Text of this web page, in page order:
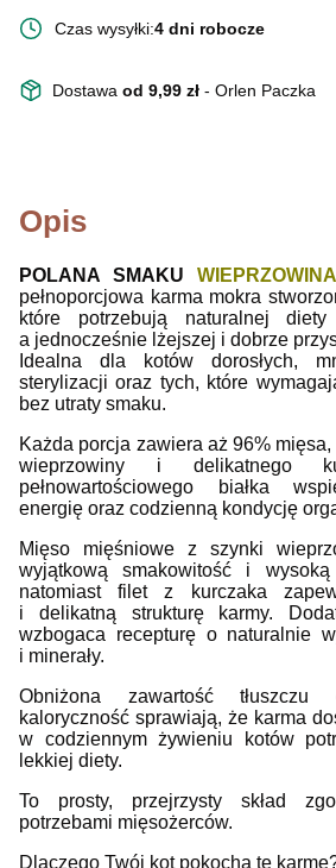
Czas wysyłki:4 dni robocze
Dostawa od 9,99 zł - Orlen Paczka
Opis
POLANA SMAKU
pełnoporcjowa karma mokra
które potrzebują naturalnej
a jednocześnie lżejszej i dobrze
Idealna dla kotów dorosłych,
sterylizacji oraz tych, które
bez utraty smaku.
Każda porcja zawiera aż 96% mięsa,
wieprzowiny i delikatnego
pełnowartościowego białka
energię oraz codzienną kondycję
Mięso mięśniowe z szynki
wyjątkową smakowitość i
natomiast filet z kurczaka
i delikatną strukturę karmy.
wzbogaca recepturę o naturalnie
i minerały.
Obniżona zawartość tłuszczu
kaloryczność sprawiają, że karma
w codziennym żywieniu kotów
lekkiej diety.
To prosty, przejrzysty skład
potrzebami mięsożerców.
Dlaczego Twój kot pokocha tę